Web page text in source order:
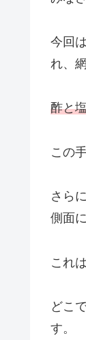
今回
れ、
酢と
この
さら
側面
これ
どこ
す。